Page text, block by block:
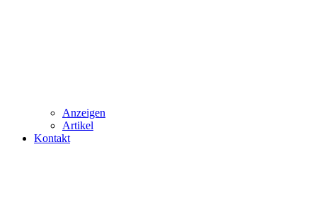
Anzeigen
Artikel
Kontakt